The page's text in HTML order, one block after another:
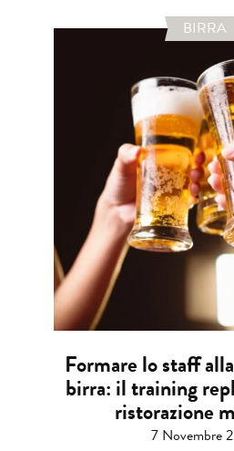
BIRRA
Formare lo staff
birra: il training
ristorazione
7 Novembre